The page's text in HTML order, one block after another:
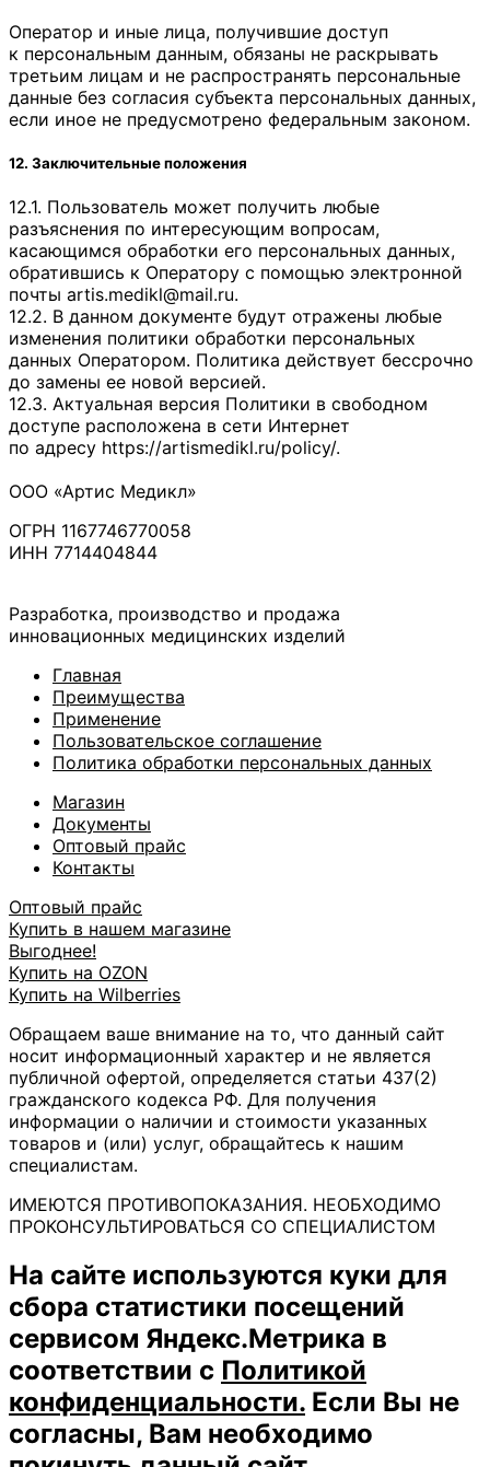
Оператор и иные лица, получившие доступ
к персональным данным, обязаны не раскрывать
третьим лицам и не распространять персональные
данные без согласия субъекта персональных данных,
если иное не предусмотрено федеральным законом.
12. Заключительные положения
12.1. Пользователь может получить любые
разъяснения по интересующим вопросам,
касающимся обработки его персональных данных,
обратившись к Оператору с помощью электронной
почты artis.medikl@mail.ru.
12.2. В данном документе будут отражены любые
изменения политики обработки персональных
данных Оператором. Политика действует бессрочно
до замены ее новой версией.
12.3. Актуальная версия Политики в свободном
доступе расположена в сети Интернет
по адресу https://artismedikl.ru/policy/.
ООО «Артис Медикл»
ОГРН 1167746770058
ИНН 7714404844
Разработка, производство и продажа
инновационных медицинских изделий
Главная
Преимущества
Применение
Пользовательское соглашение
Политика обработки персональных данных
Магазин
Документы
Оптовый прайс
Контакты
Оптовый прайс
Купить в нашем магазине
Выгоднее!
Купить на OZON
Купить на Wilberries
Обращаем ваше внимание на то, что данный сайт
носит информационный характер и не является
публичной офертой, определяется статьи 437(2)
гражданского кодекса РФ. Для получения
информации о наличии и стоимости указанных
товаров и (или) услуг, обращайтесь к нашим
специалистам.
ИМЕЮТСЯ ПРОТИВОПОКАЗАНИЯ. НЕОБХОДИМО
ПРОКОНСУЛЬТИРОВАТЬСЯ СО СПЕЦИАЛИСТОМ
На сайте используются куки для
сбора статистики посещений
сервисом Яндекс.Метрика в
соответствии с Политикой
конфиденциальности. Если Вы не
согласны, Вам необходимо